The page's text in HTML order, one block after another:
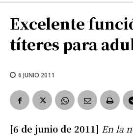
Excelente
títeres para
6 JUNIO 2011
[6 de junio de 2011] En la